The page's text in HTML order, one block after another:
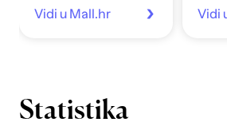
Vidi u Mall.hr Vidi
Statistika